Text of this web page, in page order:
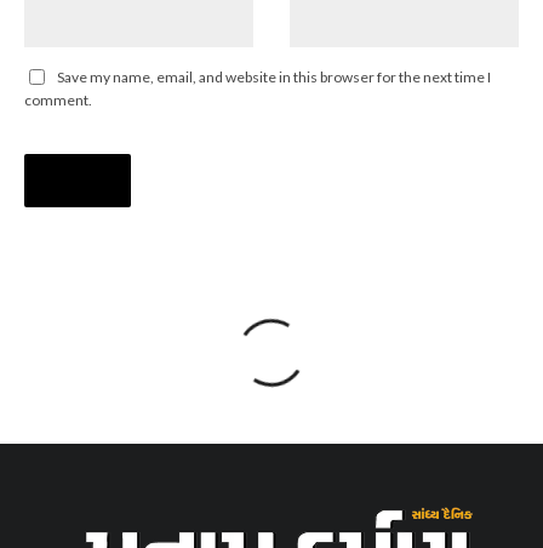
Save my name, email, and website in this browser for the next time I
comment.